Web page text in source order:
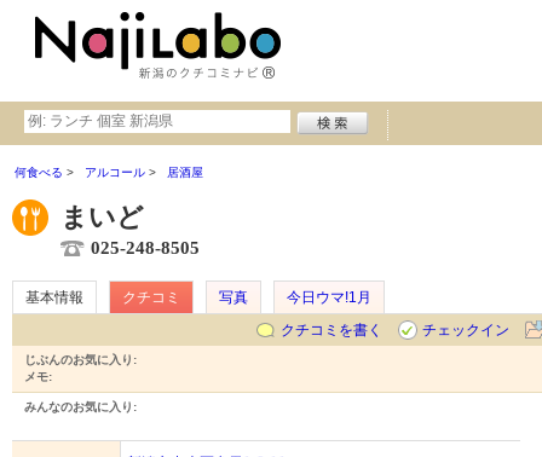
何食べる アルコール 居酒屋
まいど
025-248-8505
基本情報 クチコミ 写真
今日ウマ!1月
クチコミを書く
チェックイン
じぶんのお気に入り:
メモ:
みんなのお気に入り: